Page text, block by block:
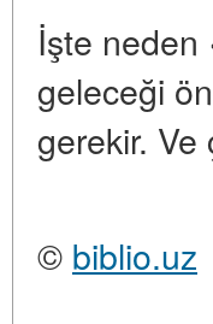
İşte neden
geleceği
gerekir. Ve
© biblio.uz